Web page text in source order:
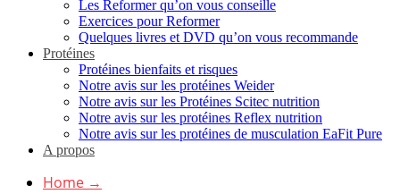
Les Reformer qu’on vous conseille
Exercices pour Reformer
Quelques livres et DVD qu’on vous recommande
Protéines
Protéines bienfaits et risques
Notre avis sur les protéines Weider
Notre avis sur les Protéines Scitec nutrition
Notre avis sur les protéines Reflex nutrition
Notre avis sur les protéines de musculation EaFit Pure
A propos
Home →